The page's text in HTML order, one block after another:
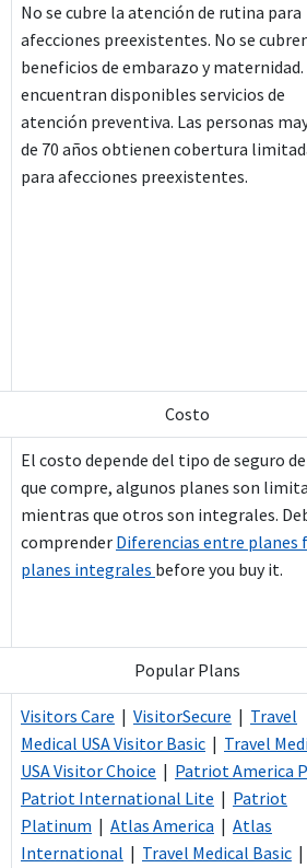
No se cubre la atención de rutina para
afecciones preexistentes. No se
beneficios de embarazo y maternidad.
encuentran disponibles servicios de
atención preventiva. Las personas
de 70 años obtienen cobertura
para afecciones preexistentes.
Costo
El costo depende del tipo de seguro
que compre, algunos planes son
mientras que otros son integrales.
comprender Diferencias entre planes
planes integrales before you buy it.
Popular Plans
Visitors Care | VisitorSecure | Travel
Medical USA Visitor Basic | Travel
USA Visitor Choice | Patriot America
Patriot International Lite | Patriot
Platinum | Atlas America | Atlas
International | Travel Medical Basic |